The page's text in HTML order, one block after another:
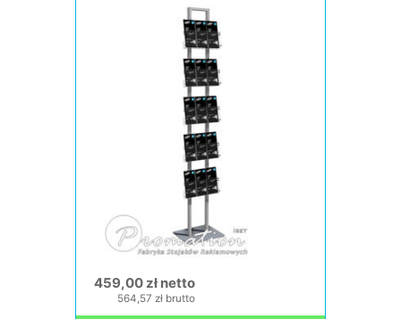
459,00 zł netto
564,57 zł brutto